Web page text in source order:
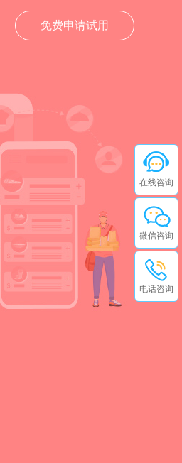
免费申请试用
在线咨询
微信咨询
电话咨询